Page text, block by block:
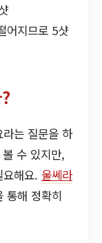
어지므로 5샷
는 질문을 하
수 있지만,
해요. 울쎄라
통해 정확히